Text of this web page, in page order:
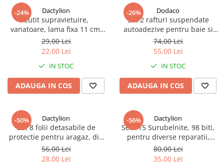
-24% Dactylion
Cutit supravietuire,
vanatoare, lama fixa 11 cm,
otel inoxidabil, teaca de
protectie inclusa
29,00 Lei
22,00 Lei
IN STOC
ADAUGA IN COS
-26% Dodaco
Set 2 rafturi suspendate
autoadezive pentru baie si
bucatarie, montare pe perete,
otel inoxidabil negru mat, stil
loft, 30.5 x 13 x 5.5 cm
74,00 Lei
55,00 Lei
IN STOC
ADAUGA IN COS
-50% Dactylion
Set 8 folii detasabile de
protectie pentru aragaz, din
teflon - Negru
56,00 Lei
28,00 Lei
-56% Dactylion
Set 115 Surubelnite, 98 biti,
pentru diverse reparatii,
carcasa depozitare inclusa,
argintiu/negru
80,00 Lei
35,00 Lei